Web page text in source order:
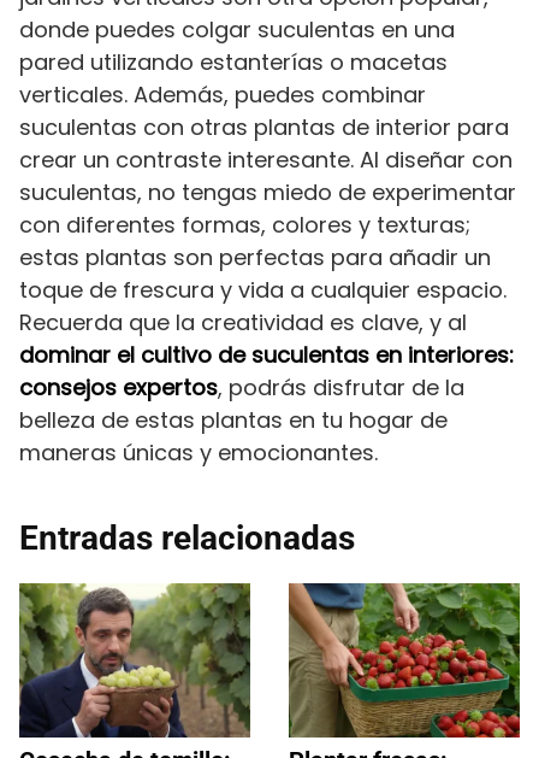
donde puedes colgar suculentas en una
pared utilizando estanterías o macetas
verticales. Además, puedes combinar
suculentas con otras plantas de interior para
crear un contraste interesante. Al diseñar con
suculentas, no tengas miedo de experimentar
con diferentes formas, colores y texturas;
estas plantas son perfectas para añadir un
toque de frescura y vida a cualquier espacio.
Recuerda que la creatividad es clave, y al
dominar el cultivo de suculentas en interiores:
consejos expertos, podrás disfrutar de la
belleza de estas plantas en tu hogar de
maneras únicas y emocionantes.
Entradas relacionadas